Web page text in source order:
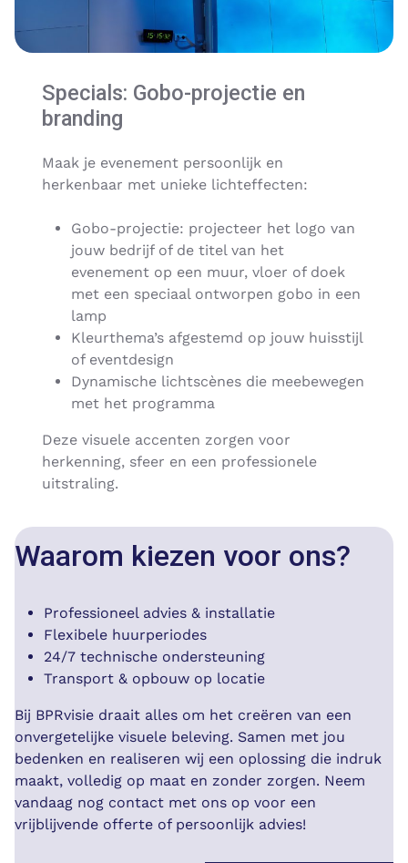
Specials: Gobo-projectie en
branding
Maak je evenement persoonlijk en
herkenbaar met unieke lichteffecten:
Gobo-projectie: projecteer het logo van
jouw bedrijf of de titel van het
evenement op een muur, vloer of doek
met een speciaal ontworpen gobo in een
lamp
Kleurthema’s afgestemd op jouw huisstijl
of eventdesign
Dynamische lichtscènes die meebewegen
met het programma
Deze visuele accenten zorgen voor
herkenning, sfeer en een professionele
uitstraling.
Waarom kiezen voor ons?
Professioneel advies & installatie
Flexibele huurperiodes
24/7 technische ondersteuning
Transport & opbouw op locatie
Bij BPRvisie draait alles om het creëren van een
onvergetelijke visuele beleving. Samen met jou
bedenken en realiseren wij een oplossing die indruk
maakt, volledig op maat en zonder zorgen. Neem
vandaag nog contact met ons op voor een
vrijblijvende offerte of persoonlijk advies!